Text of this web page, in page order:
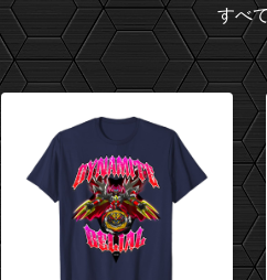
すべて